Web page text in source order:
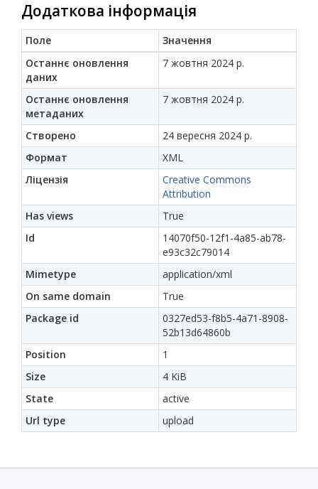
Додаткова інформація
Поле
Значення
Останнє оновлення
даних
7 жовтня 2024 р.
Останнє оновлення
метаданих
7 жовтня 2024 р.
Створено
24 вересня 2024 р.
Формат
XML
Ліцензія
Creative Commons
Attribution
Has views
True
Id
14070f50-12f1-4a85-ab78-
e93c32c79014
Mimetype
application/xml
On same domain
True
Package id
0327ed53-f8b5-4a71-8908-
52b13d64860b
Position
1
Size
4 KiB
State
active
Url type
upload